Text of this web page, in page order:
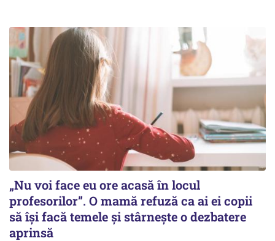
„Nu voi face eu ore acasă în locul
profesorilor”. O mamă refuză ca ai ei copii
să își facă temele și stârnește o dezbatere
aprinsă